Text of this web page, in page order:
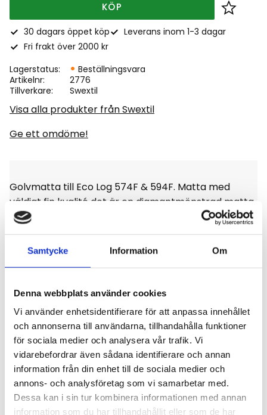
Samtycke Information Om
Denna webbplats använder cookies
Vi använder enhetsidentifierare för att anpassa innehållet
och annonserna till användarna, tillhandahålla funktioner
för sociala medier och analysera vår trafik. Vi
vidarebefordrar även sådana identifierare och annan
information från din enhet till de sociala medier och
annons- och analysföretag som vi samarbetar med.
Dessa kan i sin tur kombinera informationen med annan
information som du har tillhandahållit eller som de har
KÖP Lägg
30 dagars öppet köp
Leverans inom 1-3 dagar
Fri frakt över 2000 kr
Lagerstatus
Beställningsvara
Artikelnr
2776
Tillverkare
Swextil
Visa alla produkter från Swextil
Ge ett omdöme!
Golvmatta till Eco Log 574F & 594F. Matta med
väldigt fin kvalité det är en diamantmönstrad matta
med stoppning, enligt bild.
Omdömen
Du
Klicka på en stjärna för att sätta ditt betyg